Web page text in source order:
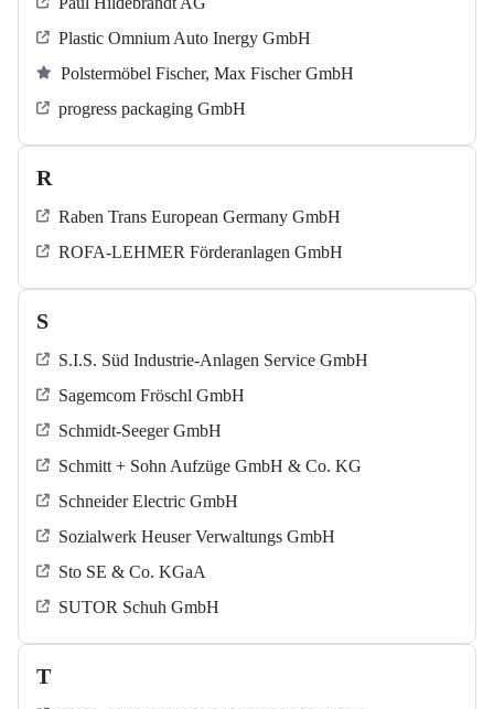
Plastic Omnium Auto Inergy GmbH
Polstermöbel Fischer, Max Fischer GmbH
progress packaging GmbH
R
Raben Trans European Germany GmbH
ROFA-LEHMER Förderanlagen GmbH
S
S.I.S. Süd Industrie-Anlagen Service GmbH
Sagemcom Fröschl GmbH
Schmidt-Seeger GmbH
Schmitt + Sohn Aufzüge GmbH & Co. KG
Schneider Electric GmbH
Sozialwerk Heuser Verwaltungs GmbH
Sto SE & Co. KGaA
SUTOR Schuh GmbH
T